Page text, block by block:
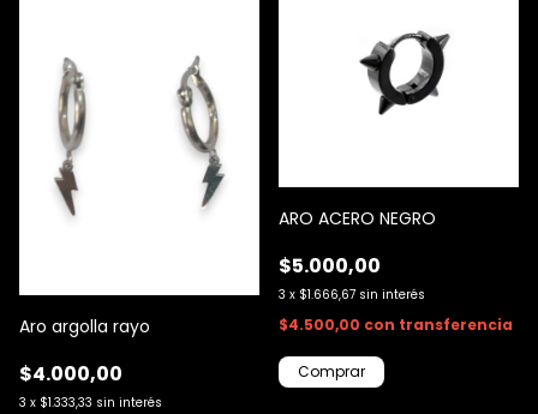
Aro argolla rayo
$4.000,00
3 x $1.333,33 sin interés
ARO ACERO NEGRO
$5.000,00
3 x $1.666,67 sin interés
$4.500,00 con transferencia